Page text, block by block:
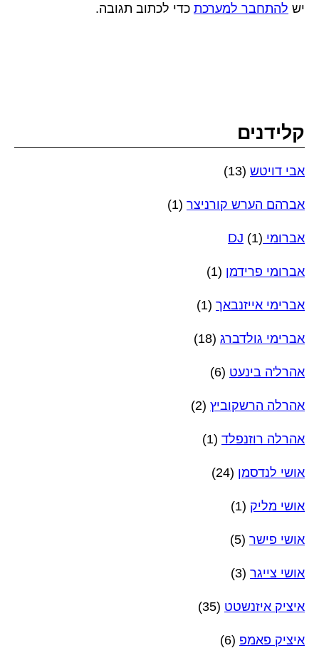
יש להתחבר למערכת כדי לכתוב תגובה.
קלידנים
אבי דויטש (13)
אברהם הערש קורניצר (1)
אברומי DJ (1)
אברומי פרידמן (1)
אברימי אייזנבאך (1)
אברימי גולדברג (18)
אהרל'ה בינעט (6)
אהרלה הרשקוביץ (2)
אהרלה רוזנפלד (1)
אושי לנדסמן (24)
אושי מליק (1)
אושי פישר (5)
אושי צייגר (3)
איציק איזנשטט (35)
איציק פאמפ (6)